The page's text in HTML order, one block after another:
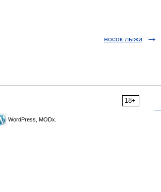
носок лыжи
18+
WordPress, MODx.